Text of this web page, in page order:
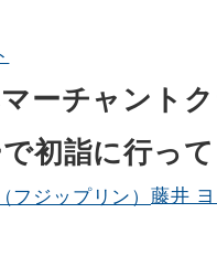
ーチャント
初詣に行っ
藤井